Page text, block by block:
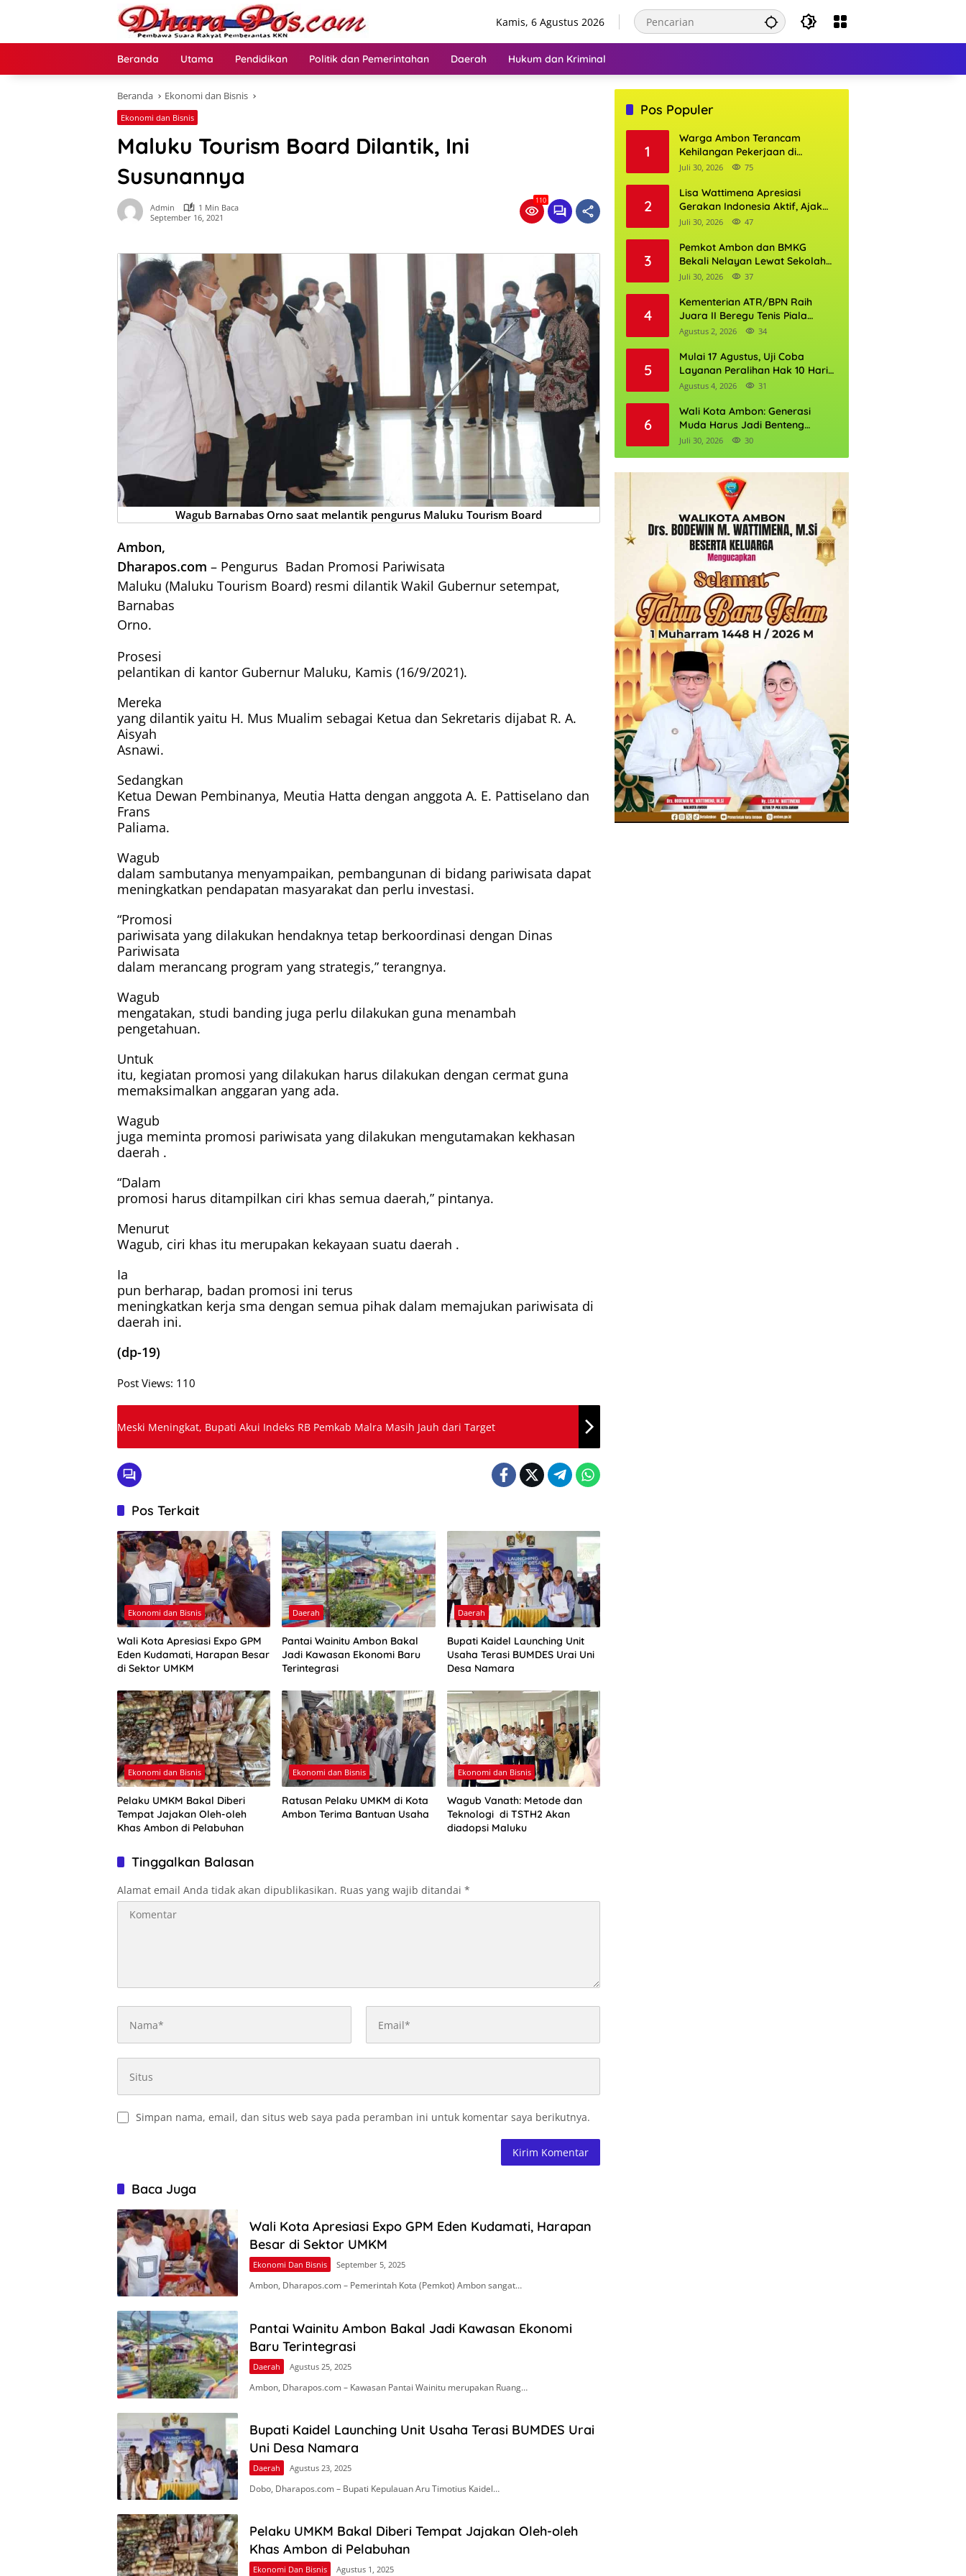
Kamis, 6 Agustus 2026
Beranda Utama Pendidikan Politik dan Pemerintahan Daerah Hukum dan Kriminal
Beranda Ekonomi dan Bisnis
Ekonomi dan Bisnis
Maluku Tourism Board Dilantik, Ini
Susunannya
Admin
1 Min Baca
September 16, 2021
110
Wagub Barnabas Orno saat melantik pengurus Maluku Tourism Board
Ambon,
Dharapos.com – Pengurus Badan Promosi Pariwisata
Maluku (Maluku Tourism Board) resmi dilantik Wakil Gubernur setempat,
Barnabas
Orno.
Prosesi
pelantikan di kantor Gubernur Maluku, Kamis (16/9/2021).
Mereka
yang dilantik yaitu H. Mus Mualim sebagai Ketua dan Sekretaris dijabat R. A.
Aisyah
Asnawi.
Sedangkan
Ketua Dewan Pembinanya, Meutia Hatta dengan anggota A. E. Pattiselano dan
Frans
Paliama.
Wagub
dalam sambutanya menyampaikan, pembangunan di bidang pariwisata dapat
meningkatkan pendapatan masyarakat dan perlu investasi.
“Promosi
pariwisata yang dilakukan hendaknya tetap berkoordinasi dengan Dinas
Pariwisata
dalam merancang program yang strategis,” terangnya.
Wagub
mengatakan, studi banding juga perlu dilakukan guna menambah
pengetahuan.
Untuk
itu, kegiatan promosi yang dilakukan harus dilakukan dengan cermat guna
memaksimalkan anggaran yang ada.
Wagub
juga meminta promosi pariwisata yang dilakukan mengutamakan kekhasan
daerah .
“Dalam
promosi harus ditampilkan ciri khas semua daerah,” pintanya.
Menurut
Wagub, ciri khas itu merupakan kekayaan suatu daerah .
Ia
pun berharap, badan promosi ini terus
meningkatkan kerja sma dengan semua pihak dalam memajukan pariwisata di
daerah ini.
(dp-19)
Post Views: 110
Meski Meningkat, Bupati Akui Indeks RB Pemkab Malra Masih Jauh dari Target
Pos Terkait
Ekonomi dan Bisnis
Wali Kota Apresiasi Expo GPM
Eden Kudamati, Harapan Besar
di Sektor UMKM
Daerah
Pantai Wainitu Ambon Bakal
Jadi Kawasan Ekonomi Baru
Terintegrasi
Daerah
Bupati Kaidel Launching Unit
Usaha Terasi BUMDES Urai Uni
Desa Namara
Ekonomi dan Bisnis
Pelaku UMKM Bakal Diberi
Tempat Jajakan Oleh-oleh
Khas Ambon di Pelabuhan
Ekonomi dan Bisnis
Ratusan Pelaku UMKM di Kota
Ambon Terima Bantuan Usaha
Ekonomi dan Bisnis
Wagub Vanath: Metode dan
Teknologi di TSTH2 Akan
diadopsi Maluku
Tinggalkan Balasan
Alamat email Anda tidak akan dipublikasikan. Ruas yang wajib ditandai *
Simpan nama, email, dan situs web saya pada peramban ini untuk komentar saya berikutnya.
Baca Juga
Wali Kota Apresiasi Expo GPM Eden Kudamati, Harapan
Besar di Sektor UMKM
Ekonomi Dan Bisnis September 5, 2025
Ambon, Dharapos.com – Pemerintah Kota (Pemkot) Ambon sangat…
Pantai Wainitu Ambon Bakal Jadi Kawasan Ekonomi
Baru Terintegrasi
Daerah Agustus 25, 2025
Ambon, Dharapos.com – Kawasan Pantai Wainitu merupakan Ruang…
Bupati Kaidel Launching Unit Usaha Terasi BUMDES Urai
Uni Desa Namara
Daerah Agustus 23, 2025
Dobo, Dharapos.com – Bupati Kepulauan Aru Timotius Kaidel…
Pelaku UMKM Bakal Diberi Tempat Jajakan Oleh-oleh
Khas Ambon di Pelabuhan
Ekonomi Dan Bisnis Agustus 1, 2025
Pos Populer
1
Warga Ambon Terancam
Kehilangan Pekerjaan di
Bandara Pattimura, William
Utamakan Tenaga Kerja Lokal
Juli 30, 2026 75
2
Lisa Wattimena Apresiasi
Gerakan Indonesia Aktif, Ajak
Warga Ambon Semarakkan
Juli 30, 2026 47
3
Pemkot Ambon dan BMKG
Bekali Nelayan Lewat Sekolah
Lapang Cuaca, Wali Kota:
Prioritas
Juli 30, 2026 37
4
Kementerian ATR/BPN Raih
Juara II Beregu Tenis Piala
Gubernur DKI Jakarta 2026
Agustus 2, 2026 34
5
Mulai 17 Agustus, Uji Coba
Layanan Peralihan Hak 10 Hari
di 15 Kantor Pertanahan
Agustus 4, 2026 31
6
Wali Kota Ambon: Generasi
Muda Harus Jadi Benteng
Kognitif NKRI
Juli 30, 2026 30